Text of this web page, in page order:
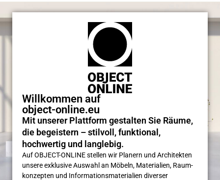
Willkommen auf
object-online.eu
Mit unserer Plattform gestalten Sie Räume,
die begeistern – stilvoll, funktional,
hochwertig und langlebig.
Auf OBJECT-ONLINE stellen wir Planern und Architekten
unsere exklusive Auswahl an Möbeln, Materialien, Raum­
konzepten und Informations­materialien diverser